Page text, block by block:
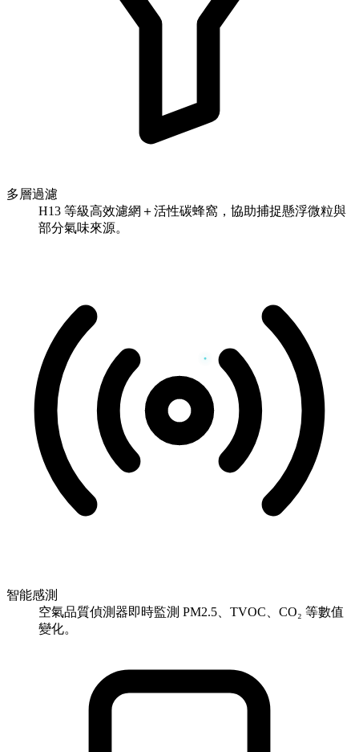
多層過濾
H13 等級高效濾網＋活性碳蜂窩，協助捕捉懸浮微粒與
部分氣味來源。
智能感測
空氣品質偵測器即時監測 PM2.5、TVOC、CO₂ 等數值
變化。